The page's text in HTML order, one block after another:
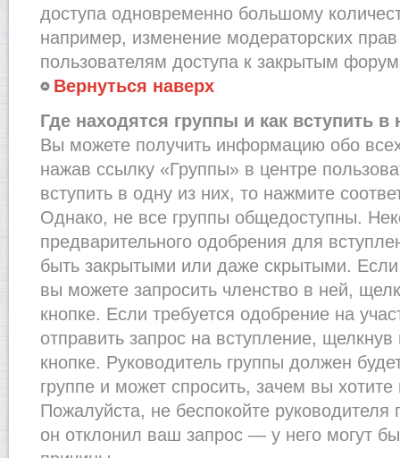
доступа одновременно большому
например, изменение модераторских
пользователям доступа к закрытым
Вернуться наверх
Где находятся группы и как вступить в
Вы можете получить информацию обо
нажав ссылку «Группы» в центре
вступить в одну из них, то нажмите
Однако, не все группы общедоступны.
предварительного одобрения для
быть закрытыми или даже скрытыми. Если
вы можете запросить членство в ней,
кнопке. Если требуется одобрение на
отправить запрос на вступление,
кнопке. Руководитель группы должен
группе и может спросить, зачем вы хотите
Пожалуйста, не беспокойте
он отклонил ваш запрос — у него могут